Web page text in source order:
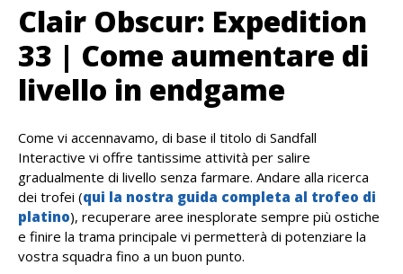
Clair Obscur: Expedition
33 | Come aumentare di
livello in endgame
Come vi accennavamo, di base il titolo di Sandfall
Interactive vi offre tantissime attività per salire
gradualmente di livello senza farmare. Andare alla ricerca
dei trofei (qui la nostra guida completa al trofeo di
platino), recuperare aree inesplorate sempre più ostiche
e finire la trama principale vi permetterà di potenziare la
vostra squadra fino a un buon punto.